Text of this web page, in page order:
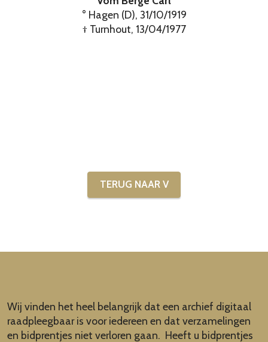
° Hagen (D), 31/10/1919
† Turnhout, 13/04/1977
TERUG NAAR V
Wij vinden het heel belangrijk dat een archief digitaal
raadpleegbaar is voor iedereen en dat verzamelingen
en bidprentjes niet verloren gaan. Heeft u bidprentjes